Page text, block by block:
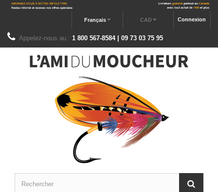
Connexion
CAD
Français
Appelez-nous au : 1 800 567-8584 | 09 73 03 75 95